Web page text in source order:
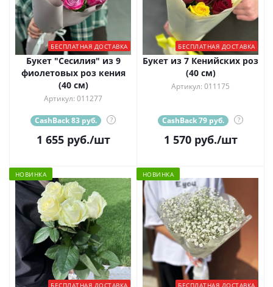
БЕСПЛАТНАЯ ДОСТАВКА
Букет "Сесилия" из 9
фиолетовых роз кения
(40 см)
Артикул: 011277
CashBack 83 руб. ?
1 655руб./шт
БЕСПЛАТНАЯ ДОСТАВКА
Букет из 7 Кенийских роз
(40 см)
Артикул: 011175
CashBack 79 руб. ?
1 570руб./шт
НОВИНКА
БЕСПЛАТНАЯ ДОСТАВКА
НОВИНКА
БЕСПЛАТНАЯ ДОСТАВКА